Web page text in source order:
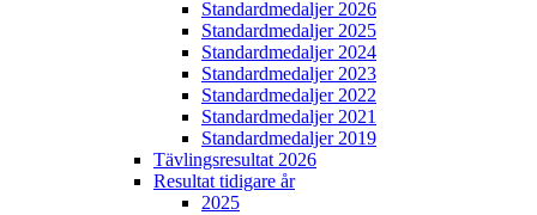
Standardmedaljer 2026
Standardmedaljer 2025
Standardmedaljer 2024
Standardmedaljer 2023
Standardmedaljer 2022
Standardmedaljer 2021
Standardmedaljer 2019
Tävlingsresultat 2026
Resultat tidigare år
2025